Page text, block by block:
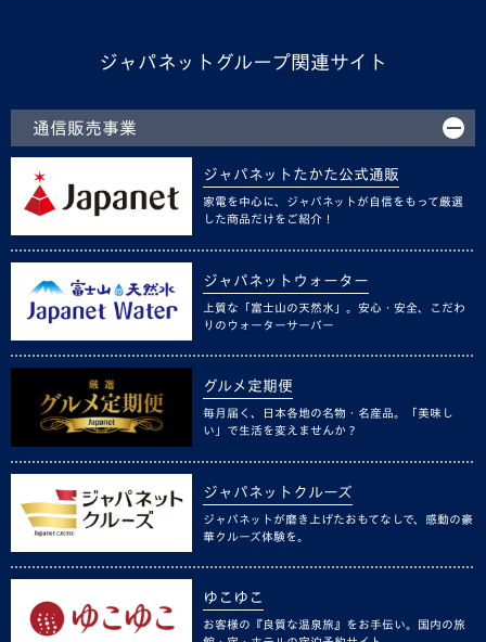
ジャパネットグループ関連サイト
通信販売事業
ジャパネットたかた公式通販
家電を中心に、ジャパネットが自信をもって厳選
した商品だけをご紹介！
ジャパネットウォーター
上質な「富士山の天然水」。安心・安全、こだわ
りのウォーターサーバー
グルメ定期便
毎月届く、日本各地の名物・名産品。「美味し
い」で生活を変えませんか？
ジャパネットクルーズ
ジャパネットが磨き上げたおもてなしで、感動の豪
華クルーズ体験を。
ゆこゆこ
お客様の『良質な温泉旅』をお手伝い。国内の旅